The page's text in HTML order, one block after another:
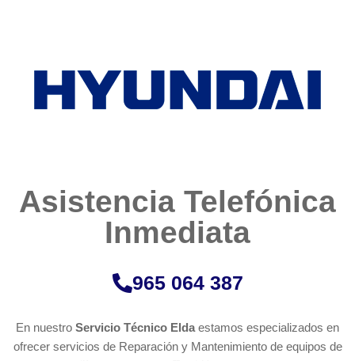
Asistencia Telefónica
Inmediata​​​
965 064 387
En nuestro Servicio Técnico Elda estamos especializados en
ofrecer servicios de Reparación y Mantenimiento de equipos de